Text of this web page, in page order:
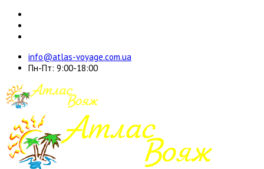
info@atlas-voyage.com.ua
Пн-Пт: 9:00-18:00